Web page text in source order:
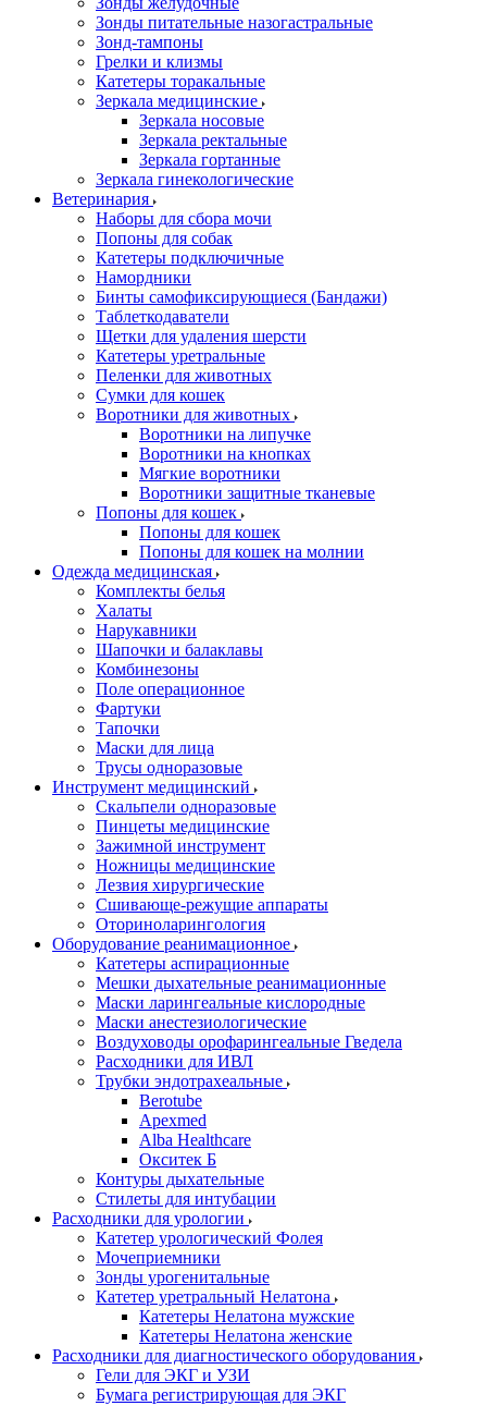
Зонды питательные назогастральные
Зонд-тампоны
Грелки и клизмы
Катетеры торакальные
Зеркала медицинские
Зеркала носовые
Зеркала ректальные
Зеркала гортанные
Зеркала гинекологические
Ветеринария
Наборы для сбора мочи
Попоны для собак
Катетеры подключичные
Намордники
Бинты самофиксирующиеся (Бандажи)
Таблеткодаватели
Щетки для удаления шерсти
Катетеры уретральные
Пеленки для животных
Сумки для кошек
Воротники для животных
Воротники на липучке
Воротники на кнопках
Мягкие воротники
Воротники защитные тканевые
Попоны для кошек
Попоны для кошек
Попоны для кошек на молнии
Одежда медицинская
Комплекты белья
Халаты
Нарукавники
Шапочки и балаклавы
Комбинезоны
Поле операционное
Фартуки
Тапочки
Маски для лица
Трусы одноразовые
Инструмент медицинский
Скальпели одноразовые
Пинцеты медицинские
Зажимной инструмент
Ножницы медицинские
Лезвия хирургические
Сшивающе-режущие аппараты
Оториноларингология
Оборудование реанимационное
Катетеры аспирационные
Мешки дыхательные реанимационные
Маски ларингеальные кислородные
Маски анестезиологические
Воздуховоды орофарингеальные Гведела
Расходники для ИВЛ
Трубки эндотрахеальные
Berotube
Apexmed
Alba Healthcare
Окситек Б
Контуры дыхательные
Стилеты для интубации
Расходники для урологии
Катетер урологический Фолея
Мочеприемники
Зонды урогенитальные
Катетер уретральный Нелатона
Катетеры Нелатона мужские
Катетеры Нелатона женские
Расходники для диагностического оборудования
Гели для ЭКГ и УЗИ
Бумага регистрирующая для ЭКГ